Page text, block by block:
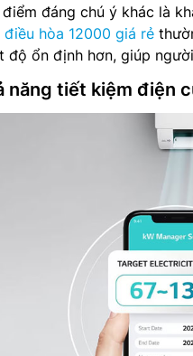
đáng chú ý khác là
điều hòa 12000 giá rẻ
độ ổn định hơn, giúp
năng tiết kiệm điện